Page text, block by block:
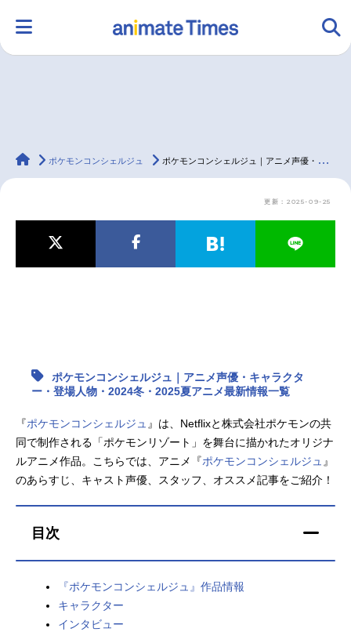
ラジオ みんなの声 グッズ 映画
マンガ・ラノベ ゲーム・アプリ 音楽 コスプレ
アニメ映画一覧 実写化映画一覧
春アニメ 夏アニメ
秋アニメ 冬アニメ
animateTimes
ポケモンコンシェルジュ ポケモンコンシェルジュ｜アニメ声優・キャラクター・登場人物・2024冬・2025夏アニメ最新情報一覧
更新：2025-09-25
ポケモンコンシェルジュ｜アニメ声優・キャラクタ
ー・登場人物・2024冬・2025夏アニメ最新情報一覧
『ポケモンコンシェルジュ 』は、Netflixと株式会社ポケモンの共
同で制作される「ポケモンリゾート」を舞台に描かれたオリジナ
ルアニメ作品。こちらでは、アニメ『ポケモンコンシェルジュ 』
のあらすじ、キャスト声優、スタッフ、オススメ記事をご紹介！
目次
『ポケモンコンシェルジュ』作品情報
キャラクター
インタビュー